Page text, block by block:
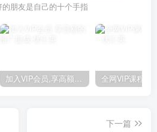
的朋友是自己的十个手指
加入VIP会员,享高额的推广提成
下一篇